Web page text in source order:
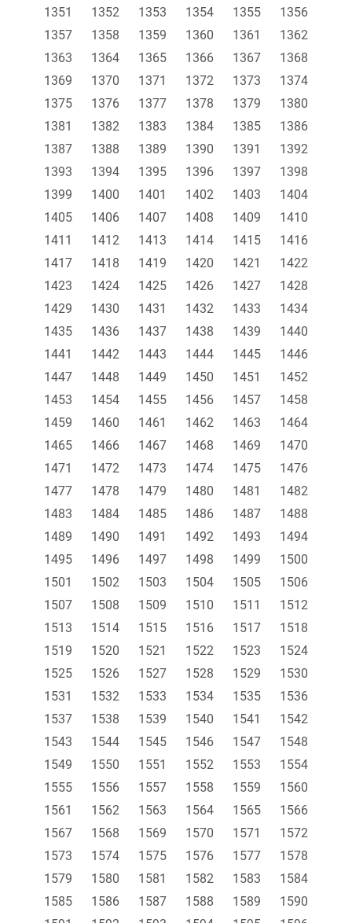
1351
1352 1353 1354 1355
1356
1357
1358 1359 1360 1361
1362
1363
1364 1365 1366 1367
1368
1369
1370 1371 1372 1373
1374
1375
1376 1377 1378 1379
1380
1381
1382 1383 1384 1385
1386
1387
1388 1389 1390 1391
1392
1393
1394 1395 1396 1397
1398
1399
1400 1401 1402 1403
1404
1405
1406 1407 1408 1409
1410
1411
1412 1413 1414 1415
1416
1417
1418 1419 1420 1421
1422
1423
1424 1425 1426 1427
1428
1429
1430 1431 1432 1433
1434
1435
1436 1437 1438 1439
1440
1441
1442 1443 1444 1445
1446
1447
1448 1449 1450 1451
1452
1453
1454 1455 1456 1457
1458
1459
1460 1461 1462 1463
1464
1465
1466 1467 1468 1469
1470
1471
1472 1473 1474 1475
1476
1477
1478 1479 1480 1481
1482
1483
1484 1485 1486 1487
1488
1489
1490 1491 1492 1493
1494
1495
1496 1497 1498 1499
1500
1501
1502 1503 1504 1505
1506
1507
1508 1509 1510 1511
1512
1513
1514 1515 1516 1517
1518
1519
1520 1521 1522 1523
1524
1525
1526 1527 1528 1529
1530
1531
1532 1533 1534 1535
1536
1537
1538 1539 1540 1541
1542
1543
1544 1545 1546 1547
1548
1549
1550 1551 1552 1553
1554
1555
1556 1557 1558 1559
1560
1561
1562 1563 1564 1565
1566
1567
1568 1569 1570 1571
1572
1573
1574 1575 1576 1577
1578
1579
1580 1581 1582 1583
1584
1585
1586 1587 1588 1589
1590